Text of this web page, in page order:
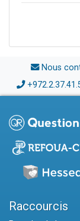
Nous
Raccourcis